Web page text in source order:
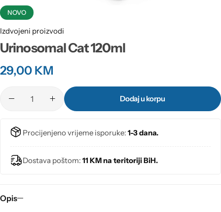
NOVO
Izdvojeni proizvodi
Urinosomal Cat 120ml
29,00 KM
Dodaj u korpu
Procijenjeno vrijeme isporuke: 1-3 dana.
Dostava poštom: 11 KM na teritoriji BiH.
Opis